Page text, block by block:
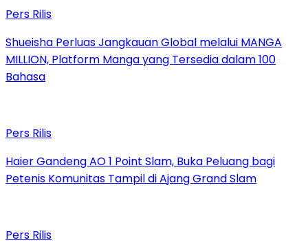
Pers Rilis
Shueisha Perluas Jangkauan Global melalui MANGA
MILLION, Platform Manga yang Tersedia dalam 100
Bahasa
Pers Rilis
Haier Gandeng AO 1 Point Slam, Buka Peluang bagi
Petenis Komunitas Tampil di Ajang Grand Slam
Pers Rilis